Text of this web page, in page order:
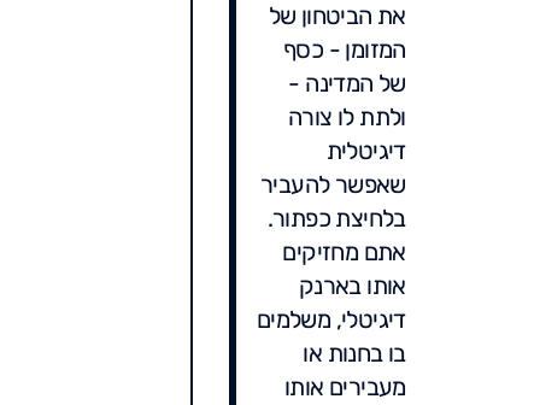
את הביטחון של
המזומן - כסף
של המדינה -
ולתת לו צורה
דיגיטלית
שאפשר להעביר
בלחיצת כפתור.
אתם מחזיקים
אותו בארנק
דיגיטלי, משלמים
בו בחנות או
מעבירים אותו